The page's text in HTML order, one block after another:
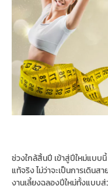
ช่วงใกล้สิ้นปี เข้าสู่ปีใหม่แบบ
แท้จริง ไม่ว่าจะเป็นการเดิน
งานเลี้ยงฉลองปีใหม่ทั้งแบบ